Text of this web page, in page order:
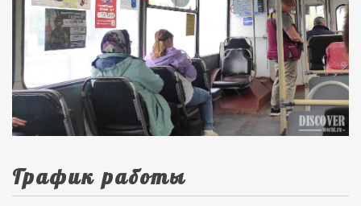
График работы